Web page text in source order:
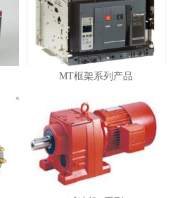
MT框架系列产品